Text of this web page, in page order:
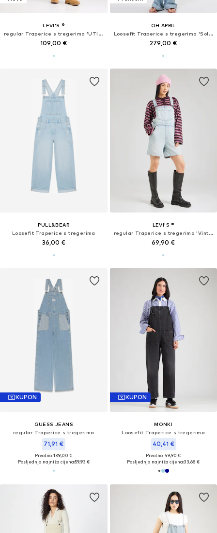
LEVI'S ®
regular Traperice s tregerima 'UTILITY'
109,00 €
OH APRIL
Loosefit Traperice s tregerima 'Solei'
279,00 €
PULL&BEAR
Loosefit Traperice s tregerima
36,00 €
LEVI'S ®
regular Traperice s tregerima 'Vintage Shortalls'
69,90 €
KUPON
GUESS JEANS
regular Traperice s tregerima
71,91 €
Prvotno: 139,00 €
Posljednja najniža cijena:59,93 €
KUPON
MONKI
Loosefit Traperice s tregerima
40,41 €
Prvotno: 49,90 €
Posljednja najniža cijena:33,68 €